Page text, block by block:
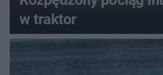
w traktor